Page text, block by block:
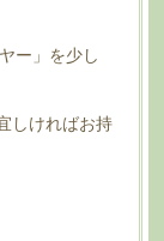
ー」を少し
しければお持